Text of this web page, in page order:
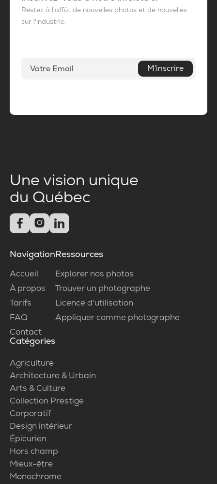
Restez à l'affût de nouvelles photos et de nouvelles
sur l'industrie.
M'inscrire
Une vision unique
du Québec
  
Navigation
Accueil
À propos
Tarifs
FAQ
Contact
Ressources
Explorer nos photos
Trouver un photographe
Licence d'utilisation
Appliquer comme photographe
Catégories
Agriculture
Architecture & Urbain
Arts & Culture
Collection Prestige
Corporatif
Design intérieur
Épicurien
Hors champ
Mieux-être
Monochrome